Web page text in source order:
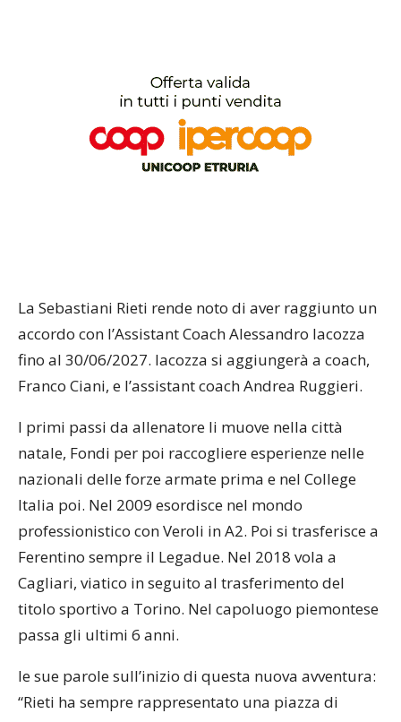
La Sebastiani Rieti rende noto di aver raggiunto un
accordo con l’Assistant Coach Alessandro Iacozza
fino al 30/06/2027. Iacozza si aggiungerà a coach,
Franco Ciani, e l’assistant coach Andrea Ruggieri.
I primi passi da allenatore li muove nella città
natale, Fondi per poi raccogliere esperienze nelle
nazionali delle forze armate prima e nel College
Italia poi. Nel 2009 esordisce nel mondo
professionistico con Veroli in A2. Poi si trasferisce a
Ferentino sempre il Legadue. Nel 2018 vola a
Cagliari, viatico in seguito al trasferimento del
titolo sportivo a Torino. Nel capoluogo piemontese
passa gli ultimi 6 anni.
le sue parole sull’inizio di questa nuova avventura:
“Rieti ha sempre rappresentato una piazza di